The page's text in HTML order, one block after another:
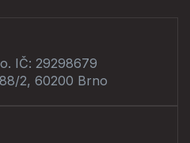
IČ: 29298679
2, 60200 Brno